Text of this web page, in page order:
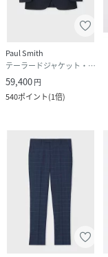
Paul Smith
テーラードジャケット・ブレザー
59,400円
540ポイント(1倍)